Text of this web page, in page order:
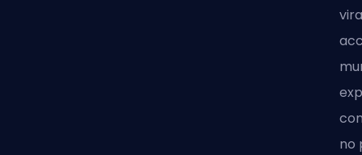
no